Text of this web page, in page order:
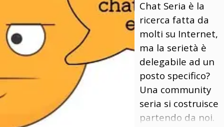
Chat Seria è la
ricerca fatta da
molti su Internet,
ma la serietà è
delegabile ad un
posto specifico?
Una community
seria si costruisce
partendo da noi.